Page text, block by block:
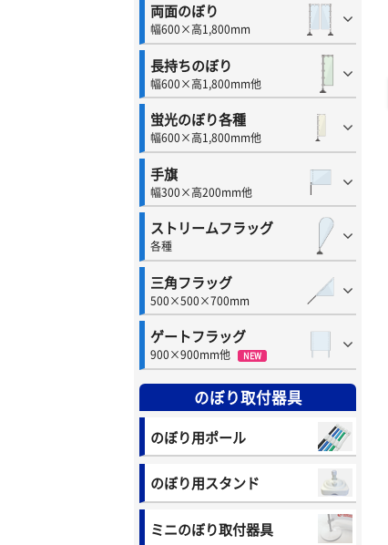
両面のぼり
幅600×高1,800mm
長持ちのぼり
幅600×高1,800mm他
蛍光のぼり各種
幅600×高1,800mm他
手旗
幅300×高200mm他
ストリームフラッグ
各種
三角フラッグ
500×500×700mm
ゲートフラッグ
900×900mm他 NEW
のぼり取付器具
のぼり用ポール
のぼり用スタンド
ミニのぼり取付器具